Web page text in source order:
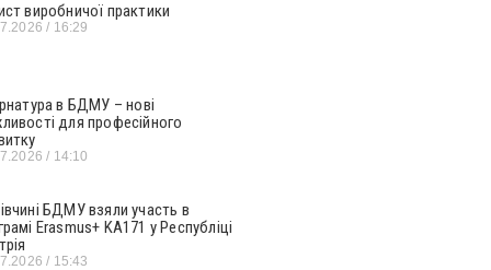
виробничої практики
16:29
в БДМУ – нові
для професійного
14:10
БДМУ взяли участь в
Erasmus+ KA171 у Республіці
15:43